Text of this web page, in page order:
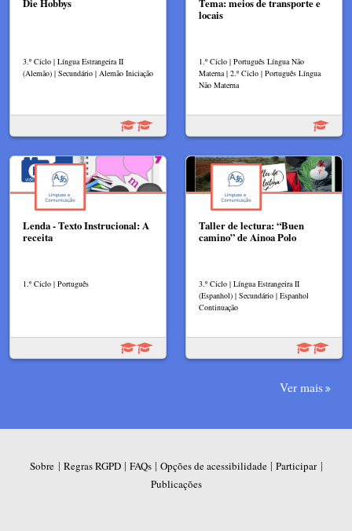
Die Hobbys
3.º Ciclo | Língua Estrangeira II
(Alemão) | Secundário | Alemão Iniciação
Tema: meios de transporte e
locais
1.º Ciclo | Português Língua Não
Materna | 2.º Ciclo | Português Língua
Não Materna
Lenda - Texto Instrucional: A
receita
1.º Ciclo | Português
Taller de lectura: “Buen
camino” de Ainoa Polo
3.º Ciclo | Língua Estrangeira II
(Espanhol) | Secundário | Espanhol
Continuação
Ver mais
Sobre | Regras RGPD| FAQs| Opções de acessibilidade| Participar|
Publicações